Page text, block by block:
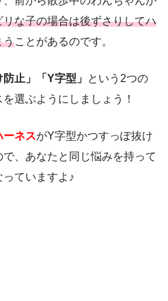
リな子の場合は後ずさりしてハ
うことがあるのです。
防止」「Y字型」 という2つの
選ぶようにしましょう！
ーネスがY字型かつすっぽ抜け
、あなたと同じ悩みを持って
ていますよ♪